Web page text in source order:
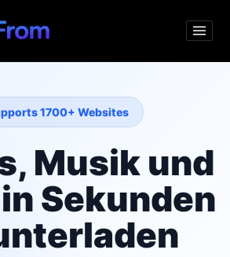
1700+ Websites
Musik und
Sekunden